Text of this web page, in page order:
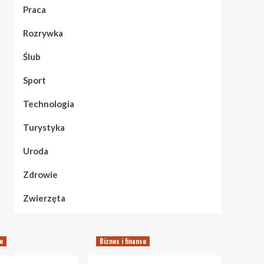
Praca
Rozrywka
Ślub
Sport
Technologia
Turystyka
Uroda
Zdrowie
Zwierzęta
Biznes i finanse